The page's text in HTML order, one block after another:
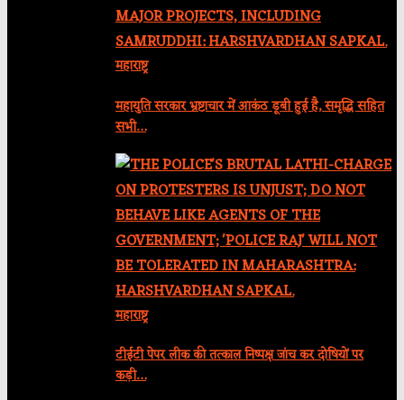
महाराष्ट्र
महायुति सरकार भ्रष्टाचार में आकंठ डूबी हुई है, समृद्धि सहित
सभी…
महाराष्ट्र
टीईटी पेपर लीक की तत्काल निष्पक्ष जांच कर दोषियों पर
कड़ी…